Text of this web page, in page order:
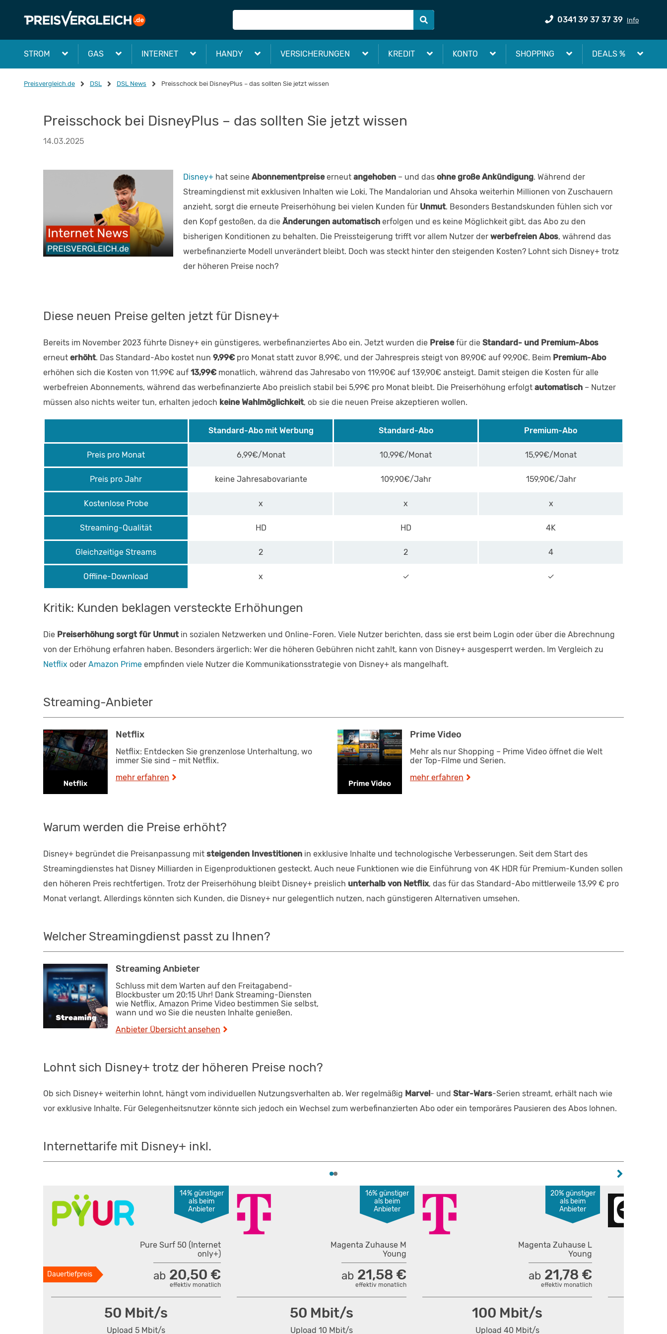
0341 39 37 37 39 Info
STROM GAS INTERNET HANDY VERSICHERUNGEN KREDIT KONTO SHOPPING DEALS %
Preisvergleich.de DSL DSL News Preisschock bei DisneyPlus – das sollten Sie jetzt wissen
Preisschock bei DisneyPlus – das sollten Sie jetzt wissen
14.03.2025
Disney+ hat seine Abonnementpreiseerneut angehoben – und das ohne große Ankündigung. Während der
Streamingdienst mit exklusiven Inhalten wie Loki, The Mandalorian und Ahsoka weiterhin Millionen von Zuschauern
anzieht, sorgt die erneute Preiserhöhung bei vielen Kunden für Unmut. Besonders Bestandskunden fühlen sich vor
den Kopf gestoßen, da die Änderungen automatisch erfolgen und es keine Möglichkeit gibt, das Abo zu den
bisherigen Konditionen zu behalten. Die Preissteigerung trifft vor allem Nutzer der werbefreien Abos, während das
werbefinanzierte Modell unverändert bleibt. Doch was steckt hinter den steigenden Kosten? Lohnt sich Disney+ trotz
der höheren Preise noch?
Diese neuen Preise gelten jetzt für Disney+
Bereits im November 2023 führte Disney+ ein günstigeres, werbefinanziertes Abo ein. Jetzt wurden die Preisefür die Standard- und Premium-Abos
erneut erhöht. Das Standard-Abo kostet nun 9,99€ pro Monat statt zuvor 8,99€, und der Jahrespreis steigt von 89,90€ auf 99,90€. Beim Premium-Abo
erhöhen sich die Kosten von 11,99€ auf 13,99€ monatlich, während das Jahresabo von 119,90€ auf 139,90€ ansteigt. Damit steigen die Kosten für alle
werbefreien Abonnements, während das werbefinanzierte Abo preislich stabil bei 5,99€ pro Monat bleibt. Die Preiserhöhung erfolgt automatisch – Nutzer
müssen also nichts weiter tun, erhalten jedoch keine Wahlmöglichkeit, ob sie die neuen Preise akzeptieren wollen.
Standard-Abo mit Werbung Standard-Abo Premium-Abo
Preis pro Monat 6,99€/Monat 10,99€/Monat 15,99€/Monat
Preis pro Jahr keine Jahresabovariante 109,90€/Jahr 159,90€/Jahr
Kostenlose Probe x x x
Streaming-Qualität HD HD 4K
Gleichzeitige Streams 2 2 4
Offline-Download x ✓ ✓
Kritik: Kunden beklagen versteckte Erhöhungen
Die Preiserhöhung sorgt für Unmutin sozialen Netzwerken und Online-Foren. Viele Nutzer berichten, dass sie erst beim Login oder über die Abrechnung
von der Erhöhung erfahren haben. Besonders ärgerlich: Wer die höheren Gebühren nicht zahlt, kann von Disney+ ausgesperrt werden. Im Vergleich zu
Netflix oder Amazon Prime empfinden viele Nutzer die Kommunikationsstrategie von Disney+ als mangelhaft.
Streaming-Anbieter
Netflix
Netflix: Entdecken Sie grenzenlose Unterhaltung, wo
immer Sie sind – mit Netflix.
mehr erfahren
Prime Video
Mehr als nur Shopping – Prime Video öffnet die Welt
der Top-Filme und Serien.
mehr erfahren
Warum werden die Preise erhöht?
Disney+ begründet die Preisanpassung mit steigenden Investitionen in exklusive Inhalte und technologische Verbesserungen. Seit dem Start des
Streamingdienstes hat Disney Milliarden in Eigenproduktionen gesteckt. Auch neue Funktionen wie die Einführung von 4K HDR für Premium-Kunden sollen
den höheren Preis rechtfertigen. Trotz der Preiserhöhung bleibt Disney+ preislich unterhalb von Netflix, das für das Standard-Abo mittlerweile 13,99 € pro
Monat verlangt. Allerdings könnten sich Kunden, die Disney+ nur gelegentlich nutzen, nach günstigeren Alternativen umsehen.
Welcher Streamingdienst passt zu Ihnen?
Streaming Anbieter
Schluss mit dem Warten auf den Freitagabend-
Blockbuster um 20:15 Uhr! Dank Streaming-Diensten
wie Netflix, Amazon Prime Video bestimmen Sie selbst,
wann und wo Sie die neusten Inhalte genießen.
Anbieter Übersicht ansehen
Lohnt sich Disney+ trotz der höheren Preise noch?
Ob sich Disney+ weiterhin lohnt, hängt vom individuellen Nutzungsverhalten ab. Wer regelmäßig Marvel- und Star-Wars-Serien streamt, erhält nach wie
vor exklusive Inhalte. Für Gelegenheitsnutzer könnte sich jedoch ein Wechsel zum werbefinanzierten Abo oder ein temporäres Pausieren des Abos lohnen.
Internettarife mit Disney+ inkl.
14% günstiger
als beim
Anbieter
Pure Surf 50 (Internet
only+)
Dauertiefpreis ab 20,50 €
effektiv monatlich
16% günstiger
als beim
Anbieter
Magenta Zuhause M
Young
ab 21,58 €
effektiv monatlich
20% günstiger
als beim
Anbieter
Magenta Zuhause L
Young
ab 21,78 €
effektiv monatlich
50 Mbit/s
Upload 5 Mbit/s
50 Mbit/s
Upload 10 Mbit/s
100 Mbit/s
Upload 40 Mbit/s